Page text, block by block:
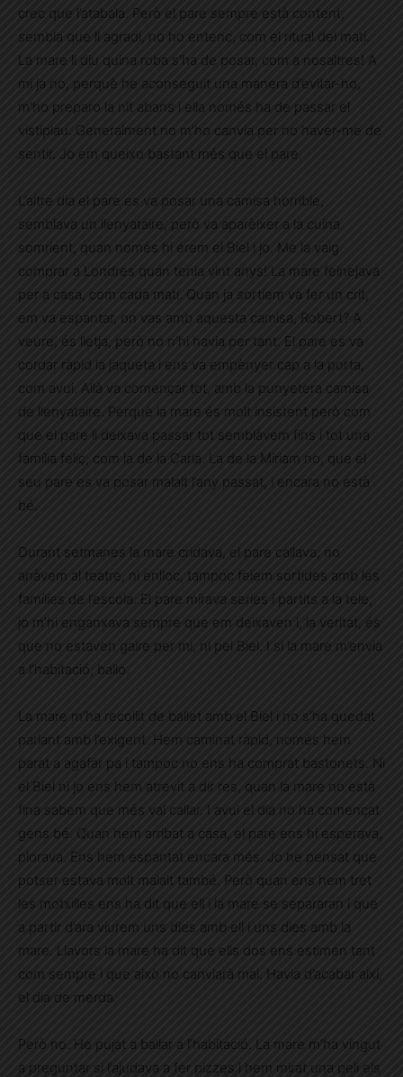
crec que l’atabala. Però el pare sempre està content,
sembla que li agradi, no ho entenc, com el ritual del matí.
La mare li diu quina roba s’ha de posar, com a nosaltres! A
mi ja no, perquè he aconseguit una manera d’evitar-ho,
m’ho preparo la nit abans i ella només ha de passar el
vistiplau. Generalment no m’ho canvia per no haver-me de
sentir. Jo em queixo bastant més que el pare.
L’altre dia el pare es va posar una camisa horrible,
semblava un llenyataire, però va aparèixer a la cuina
somrient, quan només hi érem el Biel i jo. Me la vaig
comprar a Londres quan tenia vint anys! La mare feinejava
per a casa, com cada matí. Quan ja sortíem va fer un crit,
em va espantar, on vas amb aquesta camisa, Robert? A
veure, és lletja, però no n’hi havia per tant. El pare es va
cordar ràpid la jaqueta i ens va empènyer cap a la porta,
com avui. Allà va començar tot, amb la punyetera camisa
de llenyataire. Perquè la mare és molt insistent però com
que el pare li deixava passar tot semblàvem fins i tot una
família feliç, com la de la Carla. La de la Míriam no, que el
seu pare es va posar malalt l’any passat, i encara no està
bé.
Durant setmanes la mare cridava, el pare callava, no
anàvem al teatre, ni enlloc, tampoc feiem sortides amb les
famílies de l’escola. El pare mirava series i partits a la tele,
jo m’hi enganxava sempre que em deixaven i, la veritat, és
que no estaven gaire per mi, ni pel Biel. I si la mare m’envia
a l’habitació, ballo.
La mare m’ha recollit de ballet amb el Biel i no s’ha quedat
parlant amb l’exigent. Hem caminat ràpid, només hem
parat a agafar pa i tampoc no ens ha comprat bastonets. Ni
el Biel ni jo ens hem atrevit a dir res, quan la mare no està
fina sabem que més val callar. I avui el dia no ha començat
gens bé. Quan hem arribat a casa, el pare ens hi esperava,
plorava. Ens hem espantat encara més. Jo he pensat que
potser estava molt malalt també. Però quan ens hem tret
les motxilles ens ha dit que ell i la mare se separaran i que
a partir d’ara viurem uns dies amb ell i uns dies amb la
mare. Llavors la mare ha dit que ells dos ens estimen tant
com sempre i que això no canviarà mai. Havia d’acabar així,
el dia de merda.
Però no. He pujat a ballar a l’habitació. La mare m’ha vingut
a preguntar si l’ajudava a fer pizzes i hem mirat una peli els